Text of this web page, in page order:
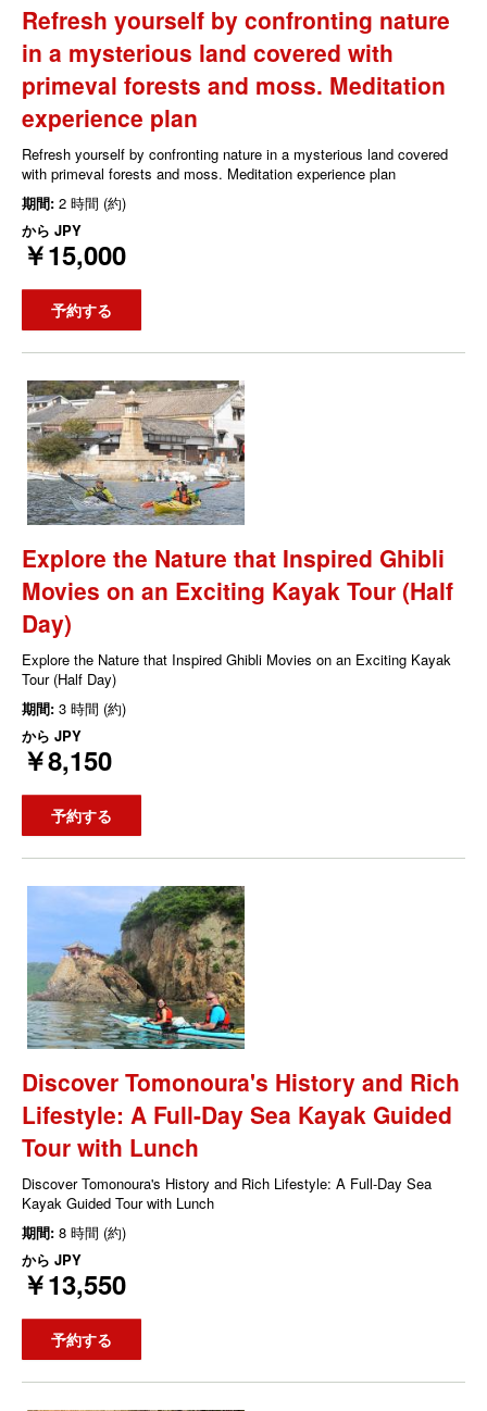
Refresh yourself by confronting nature
in a mysterious land covered with
primeval forests and moss. Meditation
experience plan
Refresh yourself by confronting nature in a mysterious land covered
with primeval forests and moss. Meditation experience plan
期間: 2 時間 (約)
から JPY
￥15,000
予約する
Explore the Nature that Inspired Ghibli
Movies on an Exciting Kayak Tour (Half
Day)
Explore the Nature that Inspired Ghibli Movies on an Exciting Kayak
Tour (Half Day)
期間: 3 時間 (約)
から JPY
￥8,150
予約する
Discover Tomonoura's History and Rich
Lifestyle: A Full-Day Sea Kayak Guided
Tour with Lunch
Discover Tomonoura's History and Rich Lifestyle: A Full-Day Sea
Kayak Guided Tour with Lunch
期間: 8 時間 (約)
から JPY
￥13,550
予約する